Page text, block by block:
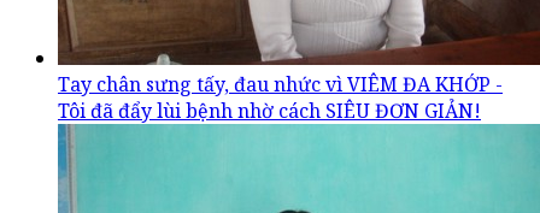
Tay chân sưng tấy, đau nhức vì VIÊM ĐA KHỚP -
Tôi đã đẩy lùi bệnh nhờ cách SIÊU ĐƠN GIẢN!